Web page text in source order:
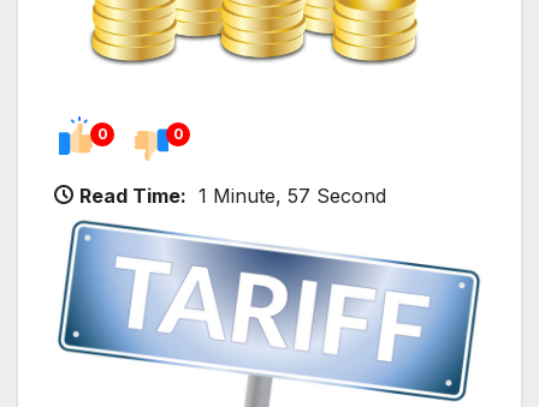
0 0
Read Time: 1 Minute, 57 Second